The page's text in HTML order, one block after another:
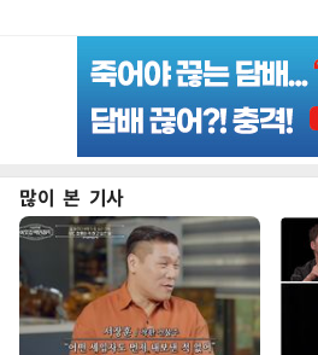
많이 본 기사